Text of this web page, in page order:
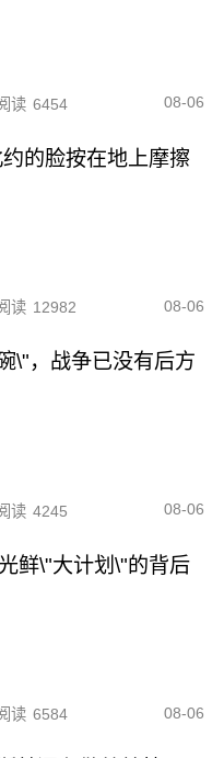
读 6454 08-06
的脸按在地上摩擦
读 12982 08-06
\"，战争已没有后方
读 4245 08-06
鲜\"大计划\"的背后
读 6584 08-06